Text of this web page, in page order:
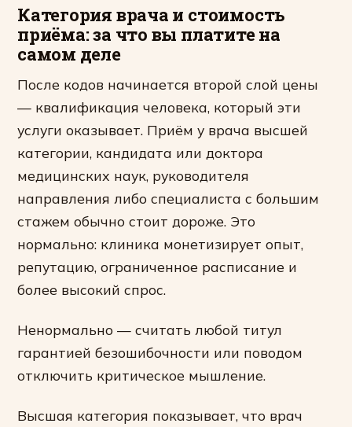
Категория врача и стоимость
приёма: за что вы платите на
самом деле
После кодов начинается второй слой цены
— квалификация человека, который эти
услуги оказывает. Приём у врача высшей
категории, кандидата или доктора
медицинских наук, руководителя
направления либо специалиста с большим
стажем обычно стоит дороже. Это
нормально: клиника монетизирует опыт,
репутацию, ограниченное расписание и
более высокий спрос.
Ненормально — считать любой титул
гарантией безошибочности или поводом
отключить критическое мышление.
Высшая категория показывает, что врач